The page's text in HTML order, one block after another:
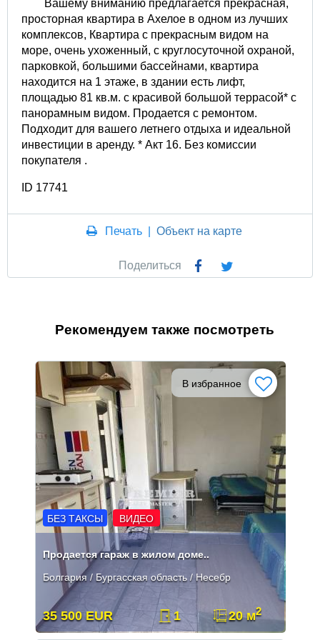
Вашему вниманию предлагается прекрасная,
просторная квартира в Ахелое в одном из лучших
комплексов, Квартира с прекрасным видом на
море, очень ухоженный, с круглосуточной охраной,
парковкой, большими бассейнами, квартира
находится на 1 этаже, в здании есть лифт,
площадью 81 кв.м. с красивой большой террасой* с
панорамным видом. Продается с ремонтом.
Подходит для вашего летнего отдыха и идеальной
инвестиции в аренду. * Акт 16. Без комиссии
покупателя .
ID 17741
Печать |Объект на карте
Поделиться
Рекомендуем также посмотреть
В избранное
БЕЗ ТАКСЫ ВИДЕО
Продается гараж в жилом доме..
Болгария / Бургасская область / Несебр
35 500 EUR 1 20 м2